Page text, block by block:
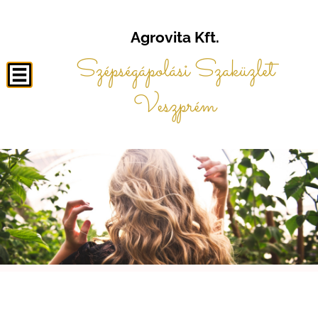
Agrovita Kft.
Szépségápolási Szaküzlet
Veszprém